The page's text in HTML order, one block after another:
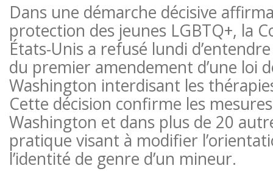
Dans une démarche décisive
protection des jeunes LGBTQ+, la
États-Unis a refusé lundi
du premier amendement d’une loi
Washington interdisant les
Cette décision confirme les
Washington et dans plus de 20
pratique visant à modifier
l’identité de genre d’un mineur.